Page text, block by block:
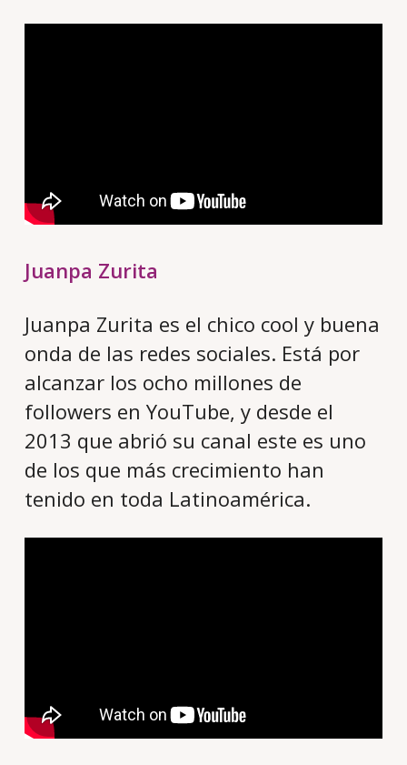
Juanpa Zurita
Juanpa Zurita es el chico cool y buena
onda de las redes sociales. Está por
alcanzar los ocho millones de
followers en YouTube, y desde el
2013 que abrió su canal este es uno
de los que más crecimiento han
tenido en toda Latinoamérica.